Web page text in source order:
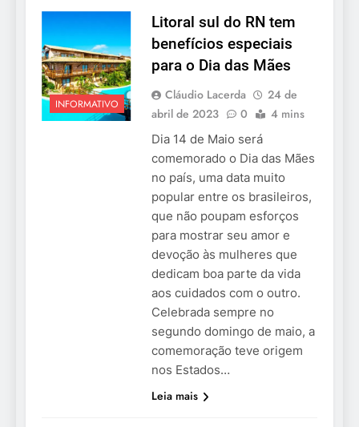
INFORMATIVO
Litoral sul do RN tem
benefícios especiais
para o Dia das Mães
Cláudio Lacerda
24 de
abril de 2023
0 4 mins
Dia 14 de Maio será
comemorado o Dia das Mães
no país, uma data muito
popular entre os brasileiros,
que não poupam esforços
para mostrar seu amor e
devoção às mulheres que
dedicam boa parte da vida
aos cuidados com o outro.
Celebrada sempre no
segundo domingo de maio, a
comemoração teve origem
nos Estados…
Leia mais